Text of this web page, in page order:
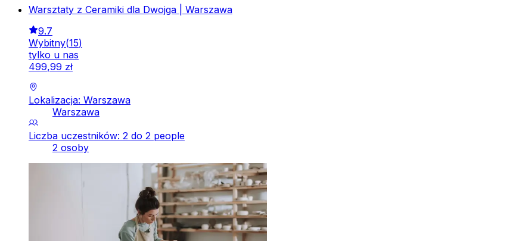
Warsztaty z Ceramiki dla Dwojga | Warszawa
9.7
Wybitny(15)
tylko u nas
499,99 zł
Lokalizacja: Warszawa
Warszawa
Liczba uczestników: 2 do 2 people
2 osoby